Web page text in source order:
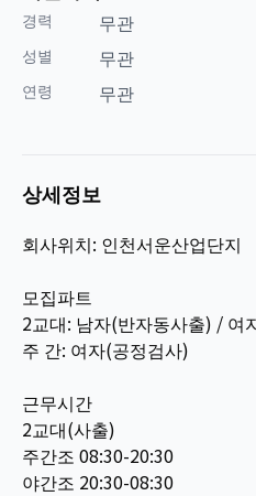
경력 무관
성별 무관
연령 무관
상세정보
회사위치: 인천서운산업단지
모집파트
2교대: 남자(반자동사출) / 여
주 간: 여자(공정검사)
근무시간
2교대(사출)
주간조 08:30-20:30
야간조 20:30-08:30